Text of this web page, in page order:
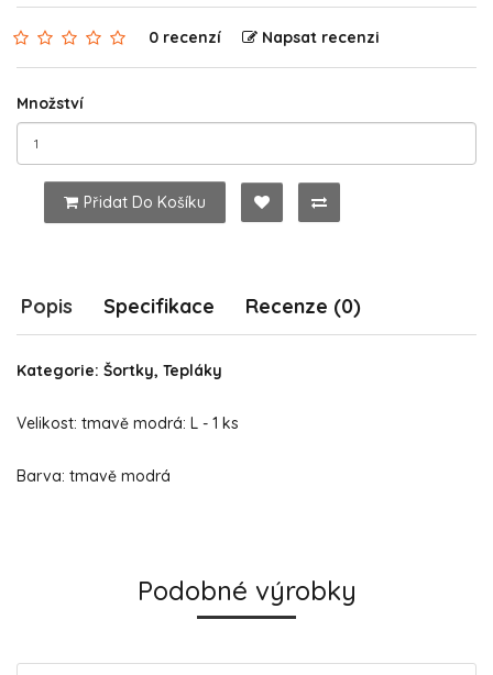
0 recenzí Napsat recenzi
Množství
Přidat Do Košíku
Popis Specifikace Recenze (0)
Kategorie: Šortky, Tepláky
Velikost: tmavě modrá: L - 1 ks
Barva: tmavě modrá
Podobné výrobky